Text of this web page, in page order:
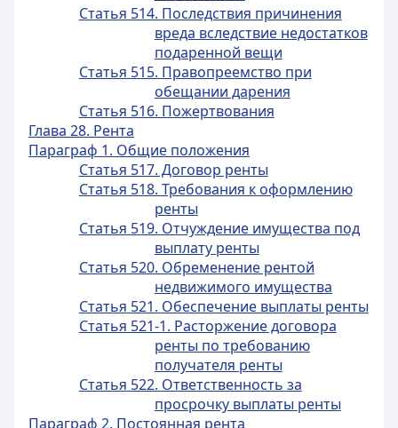
Статья 514. Последствия причинения
вреда вследствие недостатков
подаренной вещи
Статья 515. Правопреемство при
обещании дарения
Статья 516. Пожертвования
Глава 28. Рента
Параграф 1. Общие положения
Статья 517. Договор ренты
Статья 518. Требования к оформлению
ренты
Статья 519. Отчуждение имущества под
выплату ренты
Статья 520. Обременение рентой
недвижимого имущества
Статья 521. Обеспечение выплаты ренты
Статья 521-1. Расторжение договора
ренты по требованию
получателя ренты
Статья 522. Ответственность за
просрочку выплаты ренты
Параграф 2. Постоянная рента